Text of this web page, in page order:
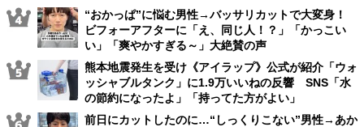
“おかっぱ”に悩む男性→バッサリカットで大変身！
ビフォーアフターに「え、同じ人！？」「かっこい
い」「爽やかすぎる～」大絶賛の声
熊本地震発生を受け《アイラップ》公式が紹介「ウォ
ッシャブルタンク」に1.9万いいねの反響 SNS「水
の節約になったよ」「持ってた方がよい」
前日にカットしたのに…“しっくりこない”男性→あか